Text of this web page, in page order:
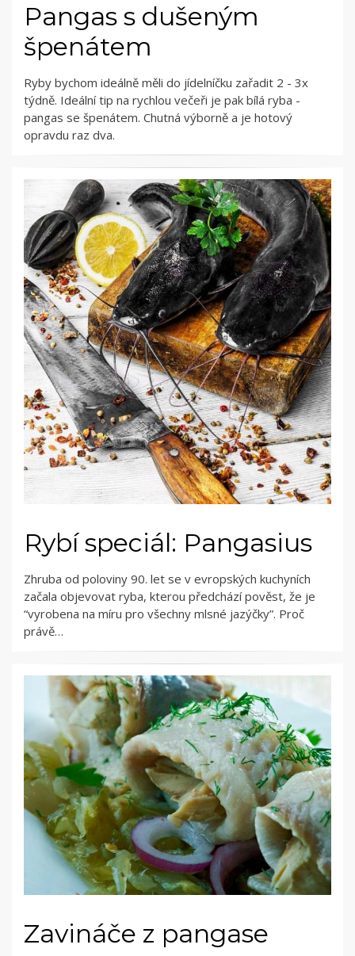
Pangas s dušeným
špenátem
Ryby bychom ideálně měli do jídelníčku zařadit 2 - 3x
týdně. Ideální tip na rychlou večeři je pak bílá ryba -
pangas se špenátem. Chutná výborně a je hotový
opravdu raz dva.
Rybí speciál: Pangasius
Zhruba od poloviny 90. let se v evropských kuchyních
začala objevovat ryba, kterou předchází pověst, že je
“vyrobena na míru pro všechny mlsné jazýčky”. Proč
právě…
Zavináče z pangase